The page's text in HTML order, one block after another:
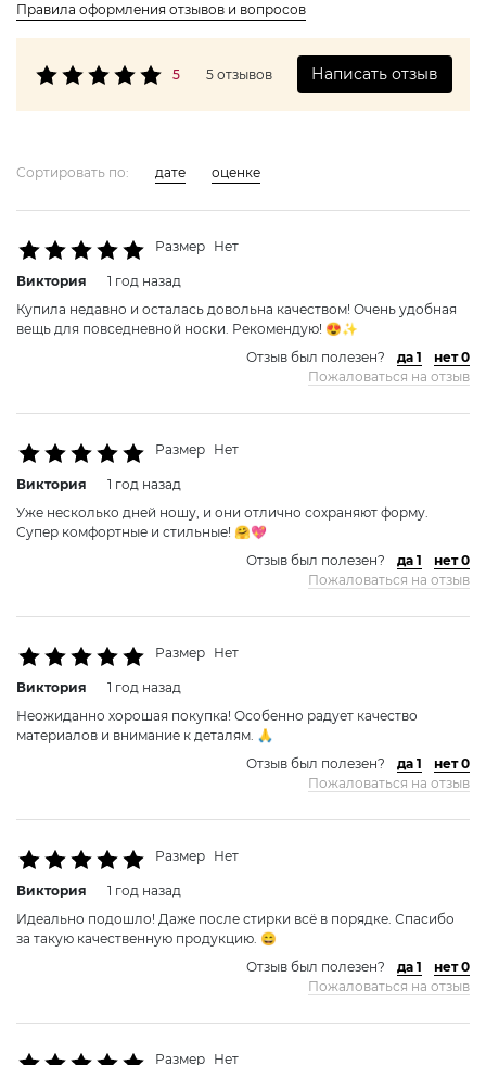
Правила оформления отзывов и вопросов
5 5 отзывов Написать отзыв
Сортировать по: дате оценке
Размер Нет
Виктория
1 год назад
Купила недавно и осталась довольна качеством! Очень удобная
вещь для повседневной носки. Рекомендую! 😍✨
Отзыв был полезен?
да 1
нет 0
Пожаловаться на отзыв
Размер Нет
Виктория
1 год назад
Уже несколько дней ношу, и они отлично сохраняют форму.
Супер комфортные и стильные! 🤗💖
Отзыв был полезен?
да 1
нет 0
Пожаловаться на отзыв
Размер Нет
Виктория
1 год назад
Неожиданно хорошая покупка! Особенно радует качество
материалов и внимание к деталям. 🙏
Отзыв был полезен?
да 1
нет 0
Пожаловаться на отзыв
Размер Нет
Виктория
1 год назад
Идеально подошло! Даже после стирки всё в порядке. Спасибо
за такую качественную продукцию. 😄
Отзыв был полезен?
да 1
нет 0
Пожаловаться на отзыв
Размер Нет